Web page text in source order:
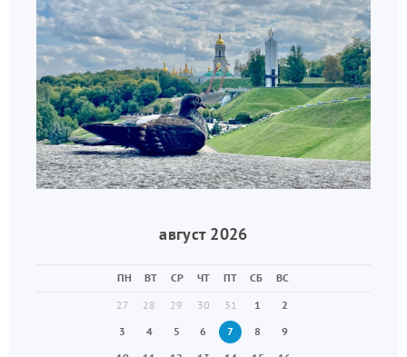
август 2026
ПН ВТ СР ЧТ ПТ СБ
ВС
27
28 29 30 31 1
2
3
4 5 6 7 8
9